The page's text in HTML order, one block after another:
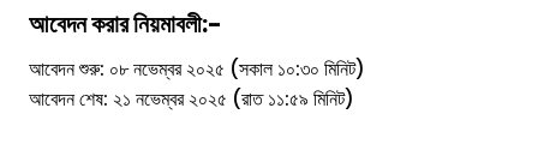
আবেদন করার নিয়মাবলী:-
আবেদন শুরু: ০৮ নভেম্বর ২০২৫ (সকাল ১০:৩০ মিনিট)
আবেদন শেষ: ২১ নভেম্বর ২০২৫ (রাত ১১:৫৯ মিনিট)